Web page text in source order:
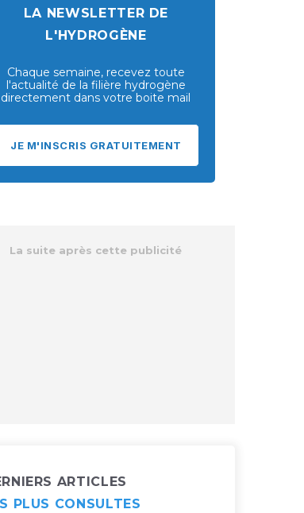
LA NEWSLETTER DE
L'HYDROGÈNE
Chaque semaine, recevez toute
l'actualité de la filière hydrogène
directement dans votre boite mail
JE M'INSCRIS GRATUITEMENT
ARTICLES
PLUS CONSULTES